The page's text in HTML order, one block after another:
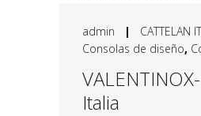
admin | CATTELAN
Consolas de diseño,
Italia